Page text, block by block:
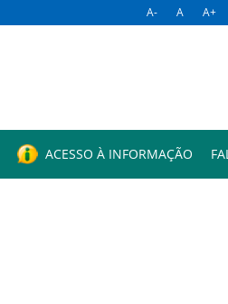
A- A A+
ACESSO À INFORMAÇÃO